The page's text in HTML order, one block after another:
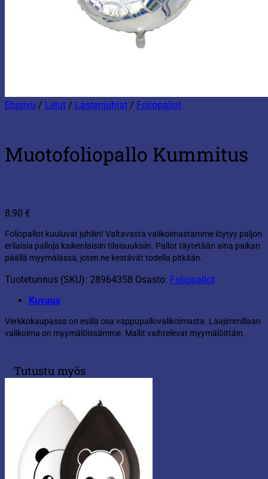
Etusivu / Lelut / Lastenjuhlat / Foliopallot
Muotofoliopallo Kummitus
8,90 €
Foliopallot kuuluvat juhliin! Valtavasta valikoimastamme löytyy paljon
erilaisia palloja kaikenlaisiin tilaisuuksiin. Pallot täytetään aina paikan
päällä myymälässä, joten ne kestävät todella pitkään.
Tuotetunnus (SKU): 28964358 Osasto: Foliopallot
Kuvaus
Verkkokaupassa on esillä osa vappupallovalikoimasta. Laajimmillaan
valikoima on myymälöissämme. Mallit vaihtelevat myymälöittäin.
Tutustu myös